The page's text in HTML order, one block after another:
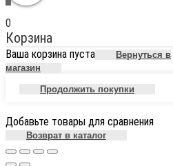
0
Корзина
Ваша корзина пуста
Вернуться в
магазин
Продолжить покупки
Добавьте товары для сравнения
Возврат в каталог